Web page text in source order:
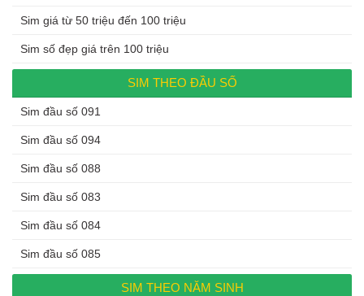
Sim giá từ 50 triệu đến 100 triệu
Sim số đẹp giá trên 100 triệu
SIM THEO ĐẦU SỐ
Sim đầu số 091
Sim đầu số 094
Sim đầu số 088
Sim đầu số 083
Sim đầu số 084
Sim đầu số 085
SIM THEO NĂM SINH